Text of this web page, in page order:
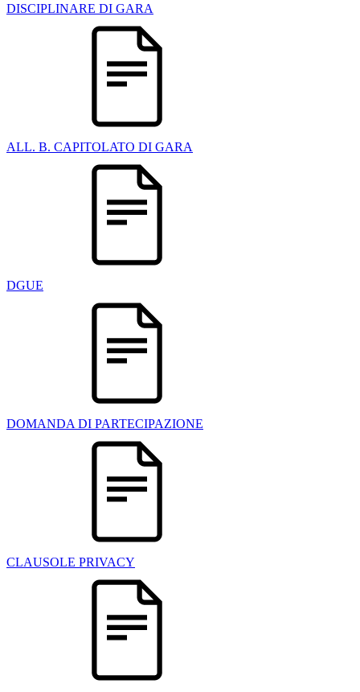
DISCIPLINARE DI GARA
ALL. B. CAPITOLATO DI GARA
DGUE
DOMANDA DI PARTECIPAZIONE
CLAUSOLE PRIVACY